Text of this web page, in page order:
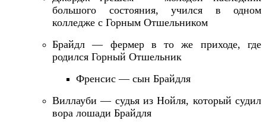
большого состояния, учился в одном
колледже с Горным Отшельником
Брайдл — фермер в то же приходе, где
родился Горный Отшельник
Френсис — сын Брайдля
Виллауби — судья из Нойля, который судил
вора лошади Брайдля